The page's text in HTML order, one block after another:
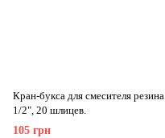
Кран-букса для смесителя резина
1/2", 20 шлицев.
105 грн